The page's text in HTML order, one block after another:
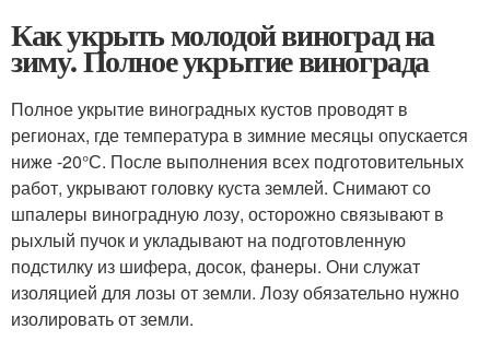
Как укрыть молодой виноград на
зиму. Полное укрытие винограда
Полное укрытие виноградных кустов проводят в
регионах, где температура в зимние месяцы опускается
ниже -20°С. После выполнения всех подготовительных
работ, укрывают головку куста землей. Снимают со
шпалеры виноградную лозу, осторожно связывают в
рыхлый пучок и укладывают на подготовленную
подстилку из шифера, досок, фанеры. Они служат
изоляцией для лозы от земли. Лозу обязательно нужно
изолировать от земли.